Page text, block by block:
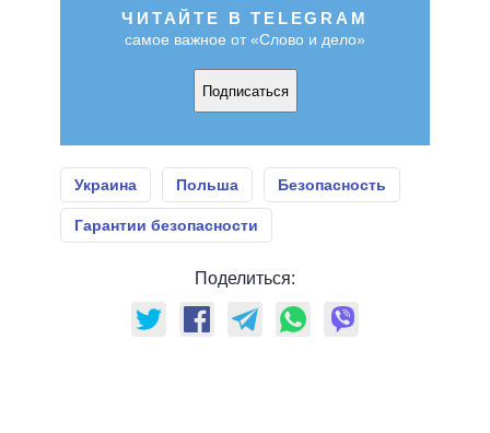
ЧИТАЙТЕ В TELEGRAM
самое важное от «Слово и дело»
Подписаться
Украина Польша Безопасность
Гарантии безопасности
Поделиться: